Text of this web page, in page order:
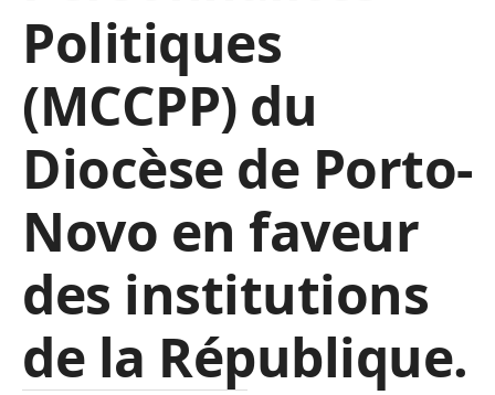
Politiques
(MCCPP) du
Diocèse de Porto-
Novo en faveur
des institutions
de la République.